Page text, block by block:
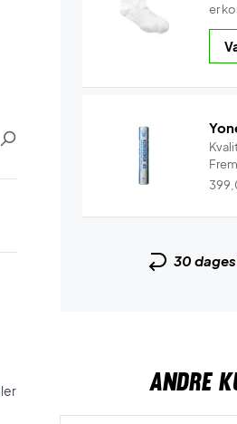
er
30 dages
ANDRE